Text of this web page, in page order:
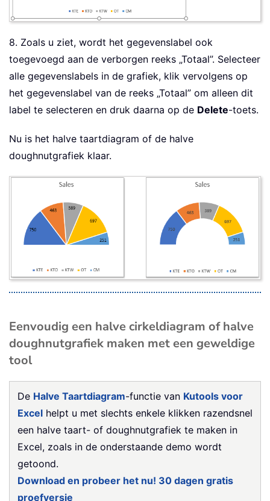
8. Zoals u ziet, wordt het gegevenslabel ook
toegevoegd aan de verborgen reeks „Totaal”. Selecteer
alle gegevenslabels in de grafiek, klik vervolgens op
het gegevenslabel van de reeks „Totaal” om alleen dit
label te selecteren en druk daarna op de Delete-toets.
Nu is het halve taartdiagram of de halve
doughnutgrafiek klaar.
Eenvoudig een halve cirkeldiagram of halve
doughnutgrafiek maken met een geweldige
tool
De Halve Taartdiagram-functie van Kutools voor
Excel helpt u met slechts enkele klikken razendsnel
een halve taart- of doughnutgrafiek te maken in
Excel, zoals in de onderstaande demo wordt
getoond.
Download en probeer het nu! 30 dagen gratis
proefversie